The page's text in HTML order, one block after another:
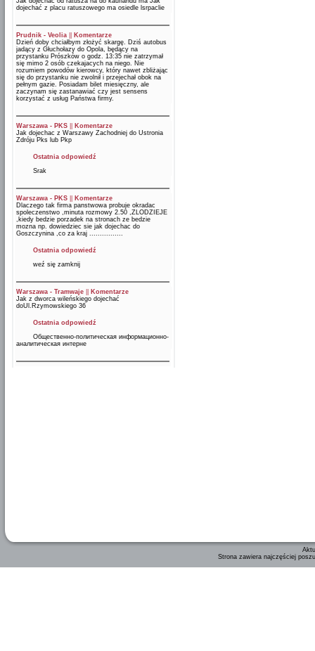
dojechać z placu ratuszowego ma osiedle lsrpaclie
Prudnik - Veolia
Komentarze
Dzień doby chciałbym złożyć skargę. Dziś autobus
jadący z Głuchołazy do Opola, będący na
przystanku Prószków o godz. 13:35 nie zatrzymał
się mimo 2 osób czekajacych na niego. Nie
rozumiem powodów kierowcy, który nawet zbliżając
się do przystanku nie zwolnił i przejechał obok na
pełnym gazie. Posiadam bilet miesięczny, ale
zaczynam się zastanawiać czy jest sensens
korzystać z usług Państwa firmy.
Warszawa - PKS
Komentarze
Jak dojechac z Warszawy Zachodniej do Ustronia
Zdróju Pks lub Pkp
Ostatnia odpowiedź
Srak
Warszawa - PKS
Komentarze
Dlaczego tak firma panstwowa probuje okradac
spoleczenstwo ,minuta rozmowy 2.50 ,ZLODZIEJE
,kiedy bedzie porzadek na stronach ze bedzie
mozna np. dowiedziec sie jak dojechac do
Goszczynina ,co za kraj ................
Ostatnia odpowiedź
weź się zamknij
Warszawa - Tramwaje
Komentarze
Jak z dworca wileńskiego dojechać
doUl.Rzymowskiego 36
Ostatnia odpowiedź
Общественно-политическая информационно-
аналитическая интерне
Strona zawiera najczęściej